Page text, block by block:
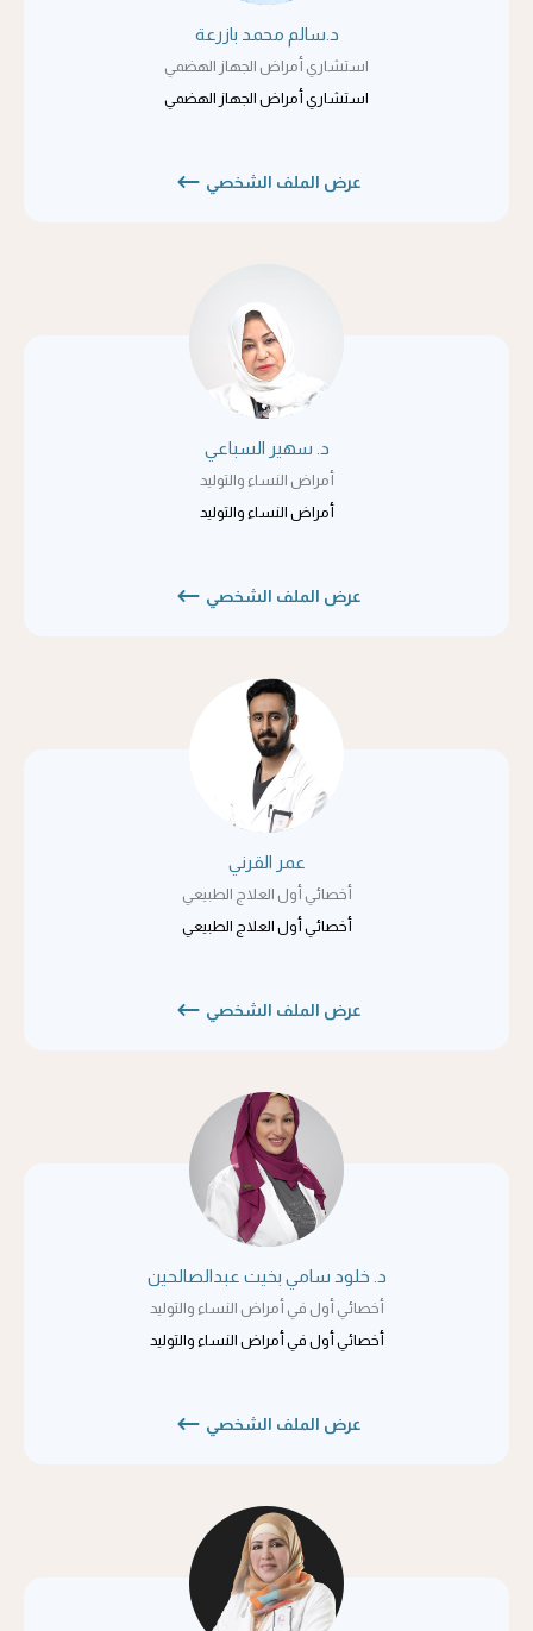
د.سالم محمد بازرعة
استشاري أمراض الجهاز الهضمي
استشاري أمراض الجهاز الهضمي
عرض الملف الشخصي
د. سهير السباعي
أمراض النساء والتوليد
أمراض النساء والتوليد
عرض الملف الشخصي
عمر القرني
أخصائي أول العلاج الطبيعي
أخصائي أول العلاج الطبيعي
عرض الملف الشخصي
د. خلود سامي بخيت عبدالصالحين
أخصائي أول في أمراض النساء والتوليد
أخصائي أول في أمراض النساء والتوليد
عرض الملف الشخصي